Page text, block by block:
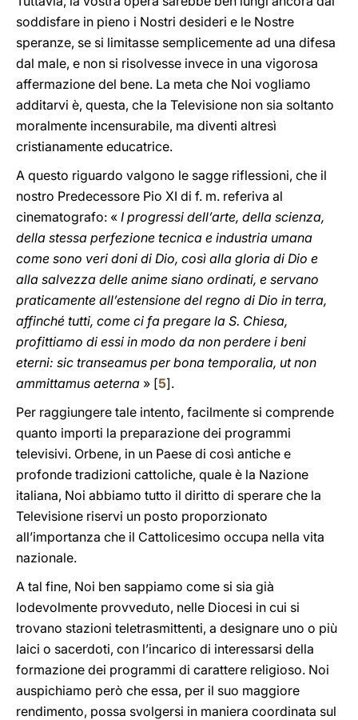
soddisfare in pieno i Nostri desideri e le Nostre
speranze, se si limitasse semplicemente ad una difesa
dal male, e non si risolvesse invece in una vigorosa
affermazione del bene. La meta che Noi vogliamo
additarvi è, questa, che la Televisione non sia soltanto
moralmente incensurabile, ma diventi altresì
cristianamente educatrice.
A questo riguardo valgono le sagge riflessioni, che il
nostro Predecessore Pio XI di f. m. referiva al
cinematografo: « I progressi dell’arte, della scienza,
della stessa perfezione tecnica e industria umana
come sono veri doni di Dio, così alla gloria di Dio e
alla salvezza delle anime siano ordinati, e servano
praticamente all’estensione del regno di Dio in terra,
affinché tutti, come ci fa pregare la S. Chiesa,
profittiamo di essi in modo da non perdere i beni
eterni: sic transeamus per bona temporalia, ut non
ammittamus aeterna » [5].
Per raggiungere tale intento, facilmente si comprende
quanto importi la preparazione dei programmi
televisivi. Orbene, in un Paese di così antiche e
profonde tradizioni cattoliche, quale è la Nazione
italiana, Noi abbiamo tutto il diritto di sperare che la
Televisione riservi un posto proporzionato
all’importanza che il Cattolicesimo occupa nella vita
nazionale.
A tal fine, Noi ben sappiamo come si sia già
lodevolmente provveduto, nelle Diocesi in cui si
trovano stazioni teletrasmittenti, a designare uno o più
laici o sacerdoti, con l’incarico di interessarsi della
formazione dei programmi di carattere religioso. Noi
auspichiamo però che essa, per il suo maggiore
rendimento, possa svolgersi in maniera coordinata sul